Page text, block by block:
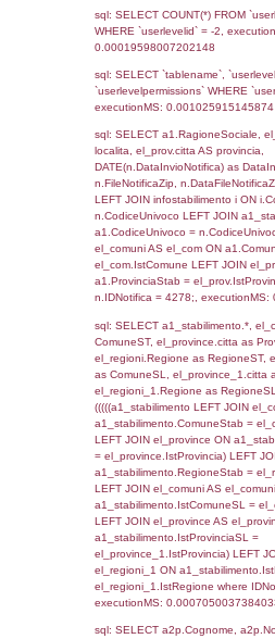
STABILIMENTO
SEZIONE H
STABILIMENTO
DI CUI
DELLA
SEZIONE L
INCIDENTALI
STABILIMENTO
Debug
sql: SELECT
`userlevelid` =
sql: SELECT
`userlevels`,